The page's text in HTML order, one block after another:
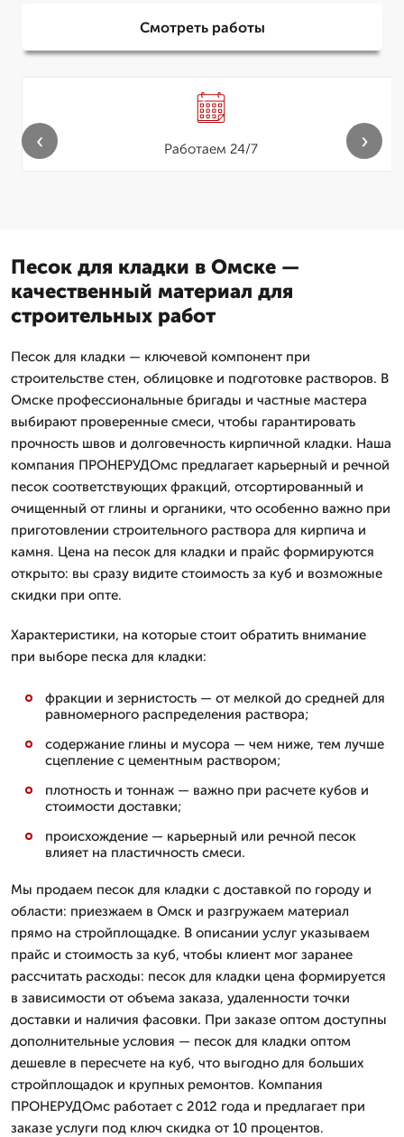
Смотреть работы
Работаем 24/7
‹ ›
Песок для кладки в Омске —
качественный материал для
строительных работ
Песок для кладки — ключевой компонент при
строительстве стен, облицовке и подготовке растворов. В
Омске профессиональные бригады и частные мастера
выбирают проверенные смеси, чтобы гарантировать
прочность швов и долговечность кирпичной кладки. Наша
компания ПРОНЕРУДОмс предлагает карьерный и речной
песок соответствующих фракций, отсортированный и
очищенный от глины и органики, что особенно важно при
приготовлении строительного раствора для кирпича и
камня. Цена на песок для кладки и прайс формируются
открыто: вы сразу видите стоимость за куб и возможные
скидки при опте.
Характеристики, на которые стоит обратить внимание
при выборе песка для кладки:
фракции и зернистость — от мелкой до средней для
равномерного распределения раствора;
содержание глины и мусора — чем ниже, тем лучше
сцепление с цементным раствором;
плотность и тоннаж — важно при расчете кубов и
стоимости доставки;
происхождение — карьерный или речной песок
влияет на пластичность смеси.
Мы продаем песок для кладки с доставкой по городу и
области: приезжаем в Омск и разгружаем материал
прямо на стройплощадке. В описании услуг указываем
прайс и стоимость за куб, чтобы клиент мог заранее
рассчитать расходы: песок для кладки цена формируется
в зависимости от объема заказа, удаленности точки
доставки и наличия фасовки. При заказе оптом доступны
дополнительные условия — песок для кладки оптом
дешевле в пересчете на куб, что выгодно для больших
стройплощадок и крупных ремонтов. Компания
ПРОНЕРУДОмс работает с 2012 года и предлагает при
заказе услуги под ключ скидка от 10 процентов.